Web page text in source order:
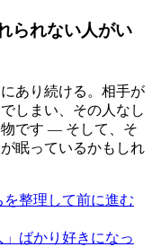
られない人がい
あり続ける。相手が
しまい、その人なし
です — そして、そ
眠っているかもしれ
整理して前に進む
ばかり好きになっ